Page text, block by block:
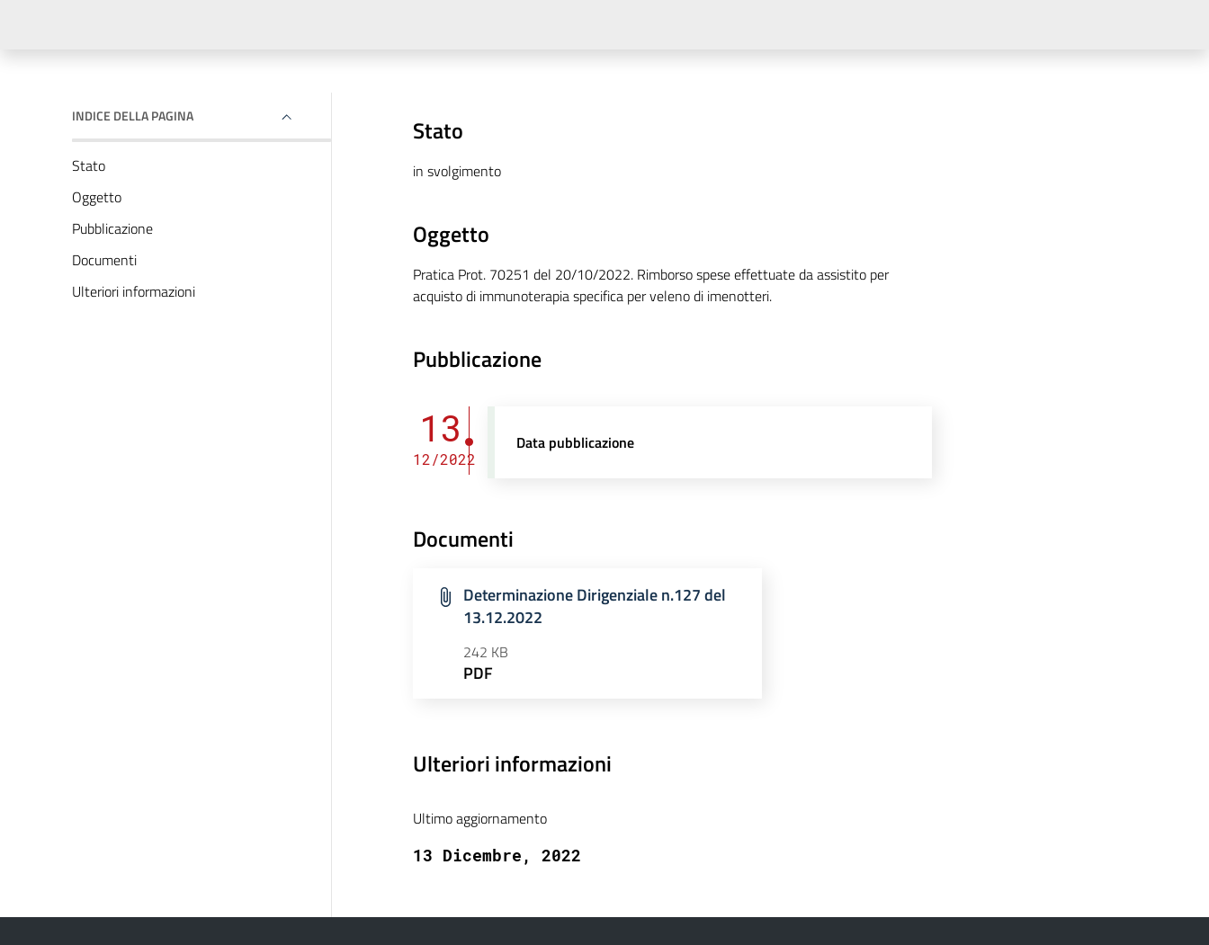
INDICE DELLA PAGINA
Stato
Oggetto
Pubblicazione
Documenti
Ulteriori informazioni
Stato
in svolgimento
Oggetto
Pratica Prot. 70251 del 20/10/2022. Rimborso spese effettuate da assistito per
acquisto di immunoterapia specifica per veleno di imenotteri.
Pubblicazione
13
12/2022
Data pubblicazione
Documenti
Determinazione Dirigenziale n.127 del
13.12.2022
242 KB
PDF
Ulteriori informazioni
Ultimo aggiornamento
13 Dicembre, 2022